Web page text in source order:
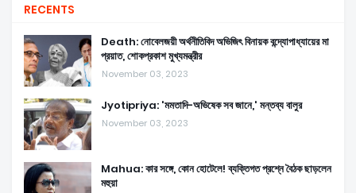
RECENTS
Death: নোবেলজয়ী অর্থনীতিবিদ অভিজিৎ বিনায়ক বন্দ্যোপাধ্যায়ের মা
প্রয়াত, শোকপ্রকাশ মুখ্যমন্ত্রীর
November 03, 2023
Jyotipriya: 'মমতাদি-অভিষেক সব জানে,' মন্তব্য বালুর
November 03, 2023
Mahua: কার সঙ্গে, কোন হোটেলে! ব্যক্তিগত প্রশ্নে বৈঠক ছাড়লেন
মহুয়া